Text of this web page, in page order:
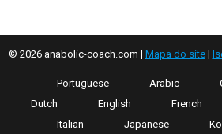
© 2026 anabolic-coach.com | Mapa do site|
Portuguese Arabic
Dutch
English French
Italian
Japanese